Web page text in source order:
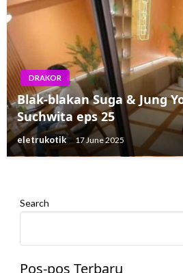
DRAKOR
Blak-blakan Suga & Jung
Suchwita eps 25
eletrukotik 17 June 2025
DRAKOR
Women First: A Story of
Trailer Mempratinjau
Mendatang
eletrukotik
Search
Pos-pos Terbaru